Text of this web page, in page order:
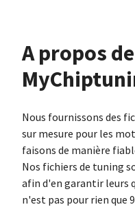
À propos de
Nous fournissons des
sur mesure pour les
faisons de manière
Nos fichiers de tuning
afin d'en garantir leurs
n'est pas pour rien que